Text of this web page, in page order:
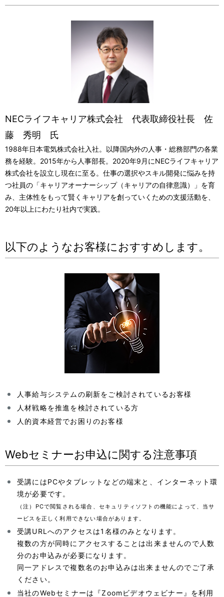
NECライフキャリア株式会社 代表取締役社長 佐
藤 秀明 氏
1988年日本電気株式会社入社。以降国内外の人事・総務部門の各業
務を経験。2015年から人事部長。2020年9月にNECライフキャリア
株式会社を設立し現在に至る。仕事の選択やスキル開発に悩みを持
つ社員の「キャリアオーナーシップ（キャリアの自律意識）」を育
み、主体性をもって賢くキャリアを創っていくための支援活動を、
20年以上にわたり社内で実践。
以下のようなお客様におすすめします。
人事給与システムの刷新をご検討されているお客様
人材戦略を推進を検討されている方
人的資本経営でお困りのお客様
Webセミナーお申込に関する注意事項
受講にはPCやタブレットなどの端末と、インターネット環
境が必要です。
（注）PCで閲覧される場合、セキュリティソフトの機能によって、当サ
ービスを正しく利用できない場合があります。
受講URLへのアクセスは1名様のみとなります。
複数の方が同時にアクセスすることは出来ませんので人数
分のお申込みが必要になります。
同一アドレスで複数名のお申込みは出来ませんのでご了承
ください。
当社のWebセミナーは『Zoomビデオウェビナー』を利用